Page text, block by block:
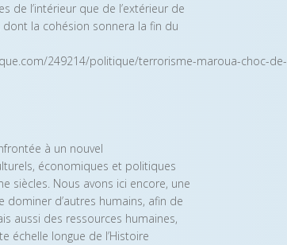
de l’intérieur que de l’extérieur de
la cohésion sonnera la fin du
249214/politique/terrorisme-maroua-choc-de-
à un nouvel
économiques et politiques
siècles. Nous avons ici encore, une
d’autres humains, afin de
aussi des ressources humaines,
échelle longue de l’Histoire